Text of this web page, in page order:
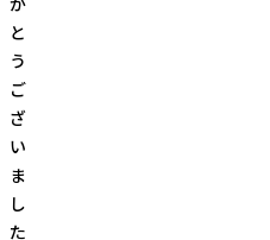
と
う
ご
ざ
い
ま
し
た